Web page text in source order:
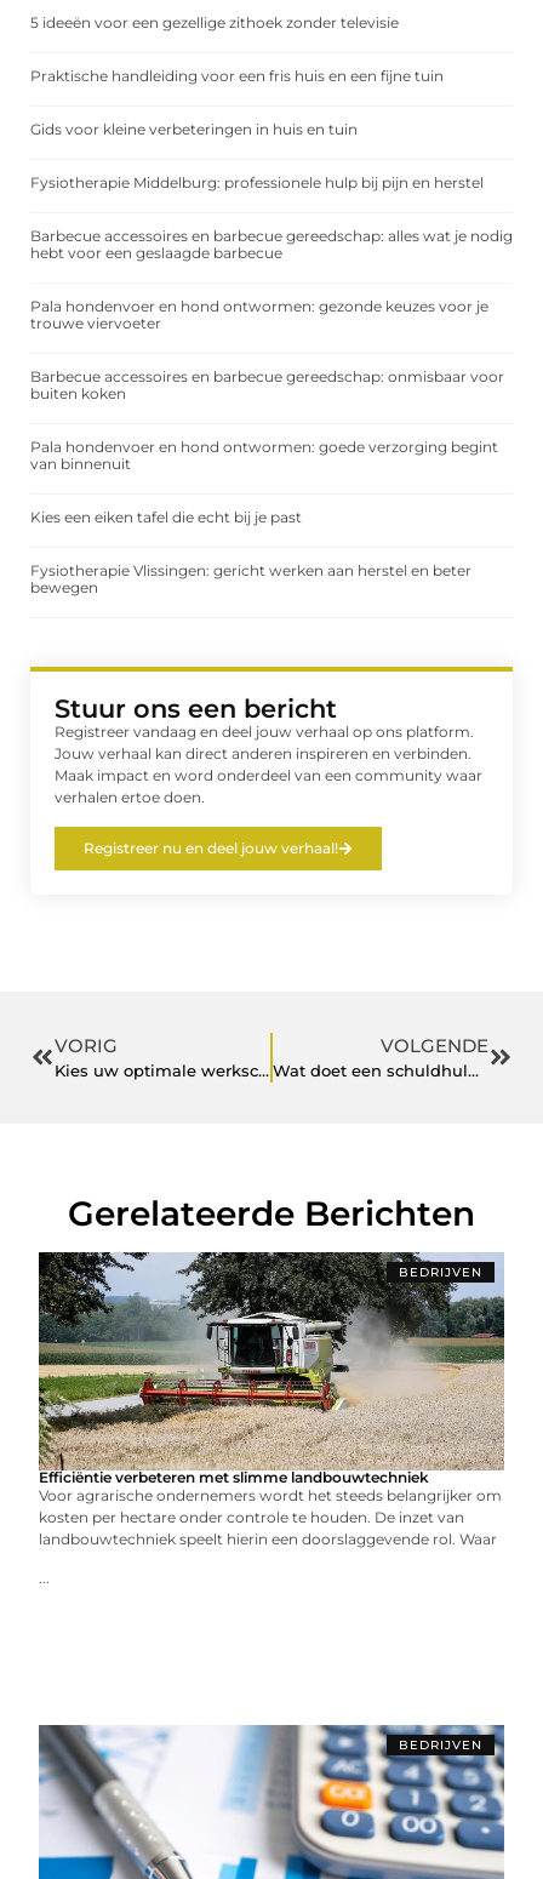
5 ideeën voor een gezellige zithoek zonder televisie
Praktische handleiding voor een fris huis en een fijne tuin
Gids voor kleine verbeteringen in huis en tuin
Fysiotherapie Middelburg: professionele hulp bij pijn en herstel
Barbecue accessoires en barbecue gereedschap: alles wat je nodig
hebt voor een geslaagde barbecue
Pala hondenvoer en hond ontwormen: gezonde keuzes voor je
trouwe viervoeter
Barbecue accessoires en barbecue gereedschap: onmisbaar voor
buiten koken
Pala hondenvoer en hond ontwormen: goede verzorging begint
van binnenuit
Kies een eiken tafel die echt bij je past
Fysiotherapie Vlissingen: gericht werken aan herstel en beter
bewegen
Stuur ons een bericht
Registreer vandaag en deel jouw verhaal op ons platform.
Jouw verhaal kan direct anderen inspireren en verbinden.
Maak impact en word onderdeel van een community waar
verhalen ertoe doen.
Registreer nu en deel jouw verhaal!
VORIG
Kies uw optimale werkschoen uit het brede assortiment Puma en Timberland werkschoenen
VOLGENDE
Wat doet een schuldhulpverlener?
Gerelateerde Berichten
BEDRIJVEN
Efficiëntie verbeteren met slimme landbouwtechniek
Voor agrarische ondernemers wordt het steeds belangrijker om
kosten per hectare onder controle te houden. De inzet van
landbouwtechniek speelt hierin een doorslaggevende rol. Waar
...
BEDRIJVEN